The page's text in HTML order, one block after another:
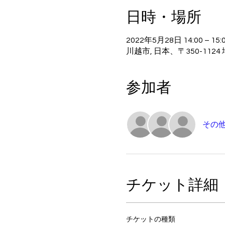
日時・場所
2022年5月28日 14:00 –
川越市, 日本、〒350-1124
参加者
その
チケット詳細
チケットの種類